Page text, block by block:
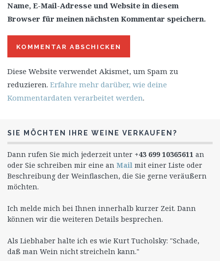
Name, E-Mail-Adresse und Website in diesem
Browser für meinen nächsten Kommentar speichern.
Diese Website verwendet Akismet, um Spam zu
reduzieren. Erfahre mehr darüber, wie deine
Kommentardaten verarbeitet werden.
SIE MÖCHTEN IHRE WEINE VERKAUFEN?
Dann rufen Sie mich jederzeit unter +43 699 10365611 an
oder Sie schreiben mir eine an Mail mit einer Liste oder
Beschreibung der Weinflaschen, die Sie gerne veräußern
möchten.
Ich melde mich bei Ihnen innerhalb kurzer Zeit. Dann
können wir die weiteren Details besprechen.
Als Liebhaber halte ich es wie Kurt Tucholsky: "Schade,
daß man Wein nicht streicheln kann."